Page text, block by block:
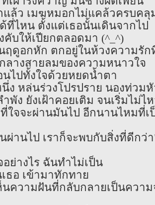
แล้ว เมฆหมอกไม่แคล้วครบคลุ
ที่ไหน ตั้งแต่เธอนั้นเดินจากไป
คับให้เปียกตลอดมา (^_^)
ฤดูอกหัก ตกอยู่ในห้วงความรัก
ลางสายลมของความหนาวใจ
นไปทั้งใจด้วยหยดน้ำตา
ง หล่นร่วงโปรปราย นองท่วมหั
พัง ยังเฝ้าคอยเติม จนเริ่มไม่ไ
ใจจะผ่านมันไป อีกนานไหมที่เ
ผ่านไป เราก็จะพบกับสิ่งที่ดีกว่
อย่างไร ฉันทำไม่เป็น
ธอ เข้ามาทักทาย
นความฝันที่กลับกลายเป็นความ